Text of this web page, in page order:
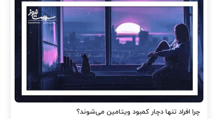
چرا افراد تنها دچار کمبود ویتامین می‌شوند؟